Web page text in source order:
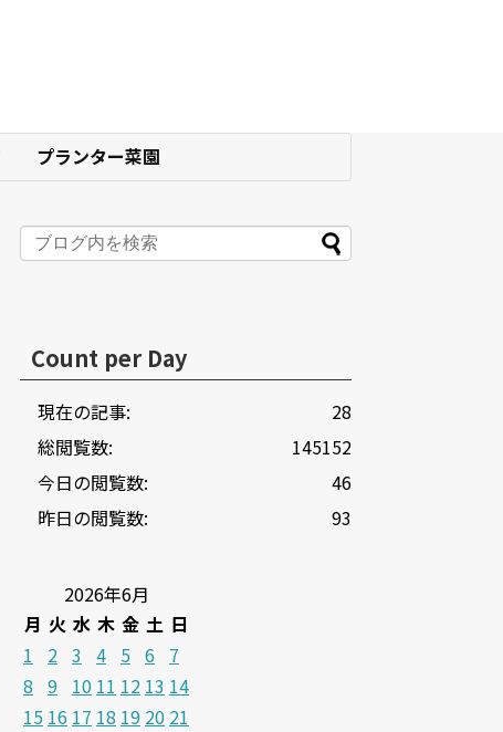
プランター菜園
Count per Day
28
現在の記事:
145152
総閲覧数:
46
今日の閲覧数:
93
昨日の閲覧数:
2026年6月
月 火 水 木 金 土 日
1
2 3 4 5 6
7
8 9 10 11 12 13 14
15 16 17 18 19 20 21